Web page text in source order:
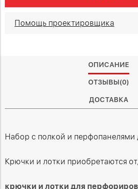
Помощь проектировщика
ОПИСАНИЕ
ОТЗЫВЫ(0)
ДОСТАВКА
Набор с полкой и перфопанелями
Крючки и лотки приобретаются
крючки и лотки для